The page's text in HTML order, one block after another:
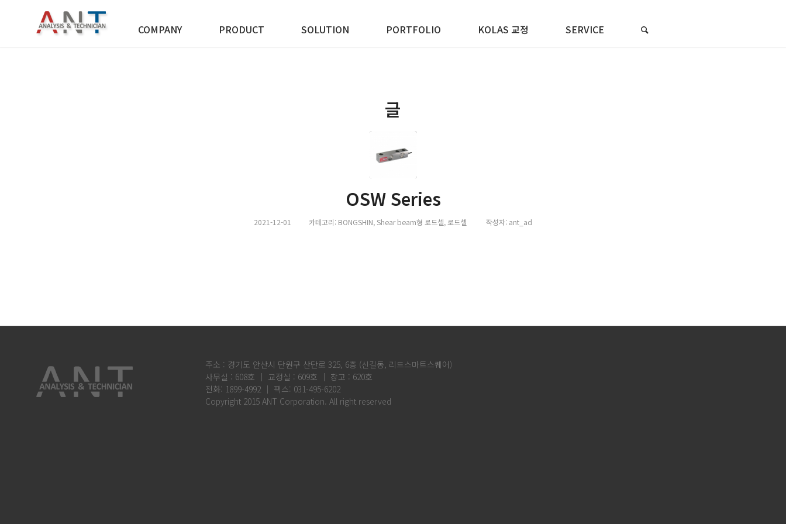
COMPANY PRODUCT SOLUTION PORTFOLIO KOLAS 교정 SERVICE
글
OSW Series
2021-12-01 카테고리: BONGSHIN,Shear beam형 로드셀,로드셀 작성자: ant_ad
주소 : 경기도 안산시 단원구 산단로 325, 6층 (신길동, 리드스마트스퀘어)
사무실 : 608호 │ 교정실 : 609호 │ 창고 : 620호
전화: 1899-4992 │ 팩스: 031-495-6202
Copyright 2015 ANT Corporation. All right reserved